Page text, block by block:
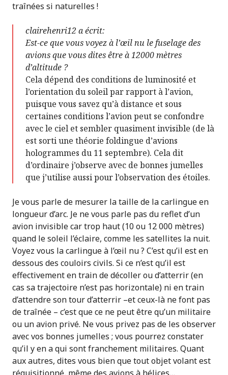
traînées si naturelles !
clairehenri12 a écrit:
Est-ce que vous voyez à l’œil nu le fuselage des
avions que vous dites être à 12000 mètres
d’altitude ?
Cela dépend des conditions de luminosité et
l’orientation du soleil par rapport à l’avion,
puisque vous savez qu’à distance et sous
certaines conditions l’avion peut se confondre
avec le ciel et sembler quasiment invisible (de là
est sorti une théorie foldingue d’avions
hologrammes du 11 septembre). Cela dit
d’ordinaire j’observe avec de bonnes jumelles
que j’utilise aussi pour l’observation des étoiles.
Je vous parle de mesurer la taille de la carlingue en
longueur d’arc. Je ne vous parle pas du reflet d’un
avion invisible car trop haut (10 ou 12 000 mètres)
quand le soleil l’éclaire, comme les satellites la nuit.
Voyez vous la carlingue à l’œil nu ? C’est qu’il est en
dessous des couloirs civils. Si ce n’est qu’il est
effectivement en train de décoller ou d’atterrir (en
cas sa trajectoire n’est pas horizontale) ni en train
d’attendre son tour d’atterrir –et ceux-là ne font pas
de traînée – c’est que ce ne peut être qu’un militaire
ou un avion privé. Ne vous privez pas de les observer
avec vos bonnes jumelles ; vous pourrez constater
qu’il y en a qui sont franchement militaires. Quant
aux autres, dites vous bien que tout objet volant est